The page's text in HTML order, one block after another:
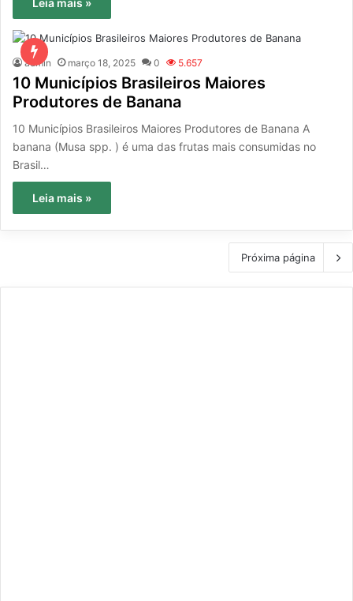
Leia mais »
admin março 18, 2025 0 5.657
10 Municípios Brasileiros Maiores
Produtores de Banana
10 Municípios Brasileiros Maiores Produtores de Banana A
banana (Musa spp. ) é uma das frutas mais consumidas no
Brasil…
Leia mais »
Próxima página